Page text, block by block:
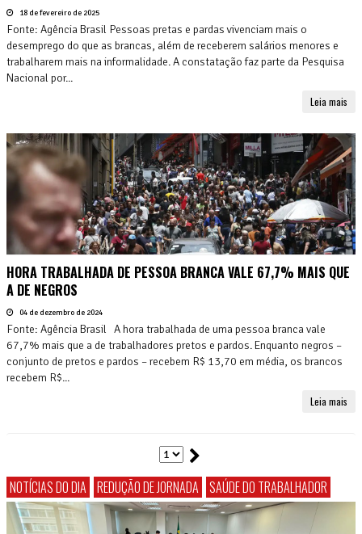
18 de fevereiro de 2025
Fonte: Agência Brasil Pessoas pretas e pardas vivenciam mais o
desemprego do que as brancas, além de receberem salários menores e
trabalharem mais na informalidade. A constatação faz parte da Pesquisa
Nacional por...
Leia mais
HORA TRABALHADA DE PESSOA BRANCA VALE 67,7% MAIS QUE
A DE NEGROS
04 de dezembro de 2024
Fonte: Agência Brasil A hora trabalhada de uma pessoa branca vale
67,7% mais que a de trabalhadores pretos e pardos. Enquanto negros –
conjunto de pretos e pardos – recebem R$ 13,70 em média, os brancos
recebem R$...
Leia mais
NOTÍCIAS DO DIA REDUÇÃO DE JORNADA SAÚDE DO TRABALHADOR